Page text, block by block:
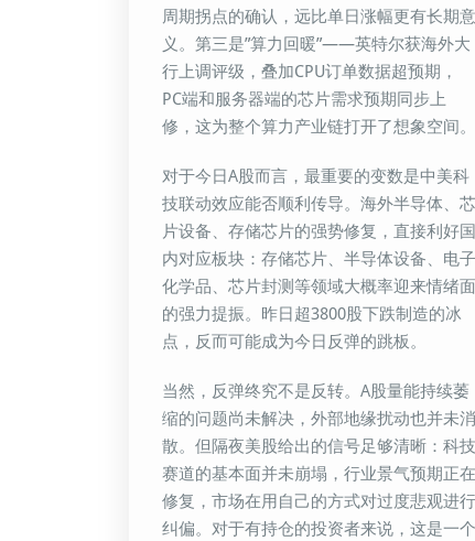
周期拐点的确认，远比单日涨幅更有长期意
义。第三是”算力回暖”——英特尔获海外大
行上调评级，叠加CPU订单数据超预期，
PC端和服务器端的芯片需求预期同步上
修，这为整个算力产业链打开了想象空间。
对于今日A股而言，最重要的变数是中美科
技联动效应能否顺利传导。海外半导体、芯
片设备、存储芯片的强势修复，直接利好国
内对应板块：存储芯片、半导体设备、电子
化学品、芯片封测等领域大概率迎来情绪面
的强力提振。昨日超3800股下跌制造的冰
点，反而可能成为今日反弹的跳板。
当然，反弹终究不是反转。A股量能持续萎
缩的问题尚未解决，外部地缘扰动也并未消
散。但隔夜美股给出的信号足够清晰：科技
赛道的基本面并未崩塌，行业景气预期正在
修复，市场在用自己的方式对过度悲观进行
纠偏。对于有持仓的投资者来说，这是一个